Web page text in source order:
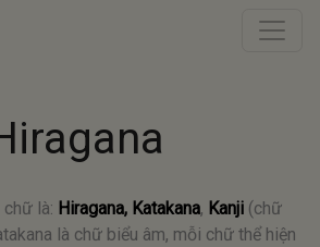
là: Hiragana, Katakana, Kanji (chữ
là chữ biểu âm, mỗi chữ thể hiện